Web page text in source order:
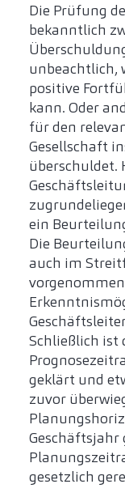
Die Prüfung
bekanntlich
unbeachtlich,
positive
kann. Oder
für den
Gesellschaft
überschuldet.
ein
Die
auch im
Schließlich ist
geklärt und
zuvor
Geschäftsjahr
gesetzlich